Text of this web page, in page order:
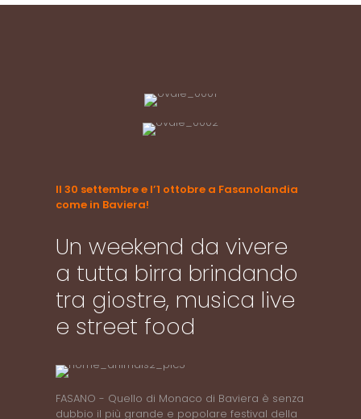
Il 30 settembre e l’1 ottobre a Fasanolandia
come in Baviera!
Un weekend da vivere
a tutta birra brindando
tra giostre, musica live
e street food
FASANO - Quello di Monaco di Baviera è senza
dubbio il più grande e popolare festival della